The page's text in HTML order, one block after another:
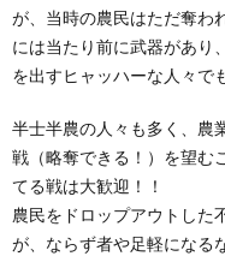
が、当時の農民はただ奪わ
には当たり前に武器があり
を出すヒャッハーな人々で
半士半農の人々も多く、農
戦（略奪できる！）を望む
てる戦は大歓迎！！
農民をドロップアウトした
が、ならず者や足軽になる